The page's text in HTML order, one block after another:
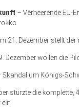
– Verheerende EU-
21. Dezember stellt
Dezember wollen die
Skandal um Königs-
stürzte die
ein